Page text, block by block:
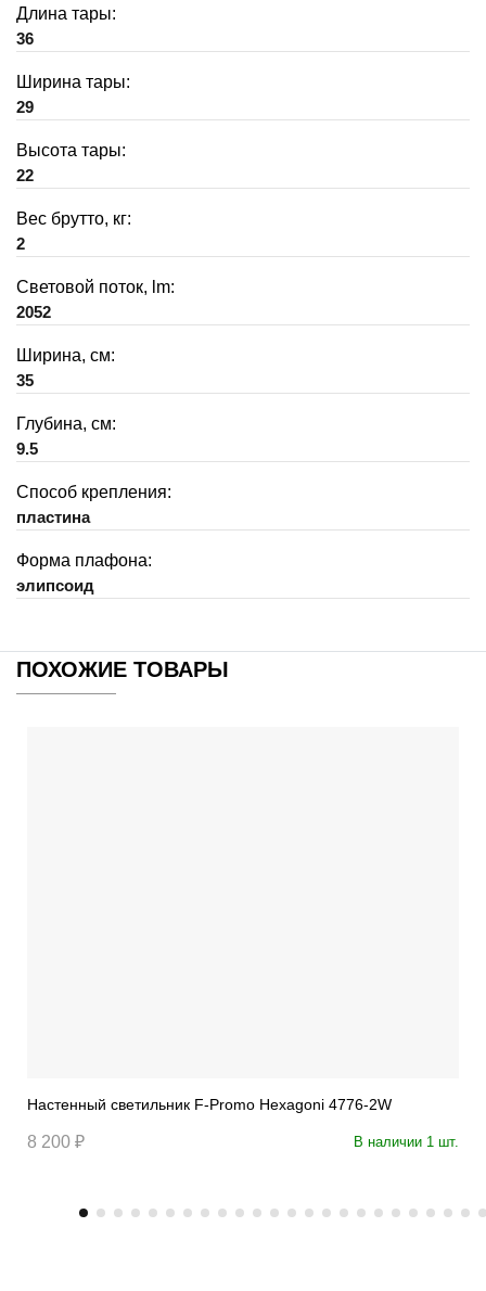
Длина тары:
36
Ширина тары:
29
Высота тары:
22
Вес брутто, кг:
2
Световой поток, lm:
2052
Ширина, см:
35
Глубина, см:
9.5
Способ крепления:
пластина
Форма плафона:
элипсоид
ПОХОЖИЕ ТОВАРЫ
Настенный светильник F-Promo Hexagoni 4776-2W
8 200 ₽ В наличии 1 шт.